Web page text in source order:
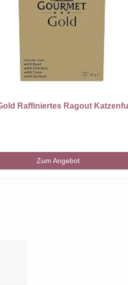
Raffiniertes Ragout
Zum Angebot